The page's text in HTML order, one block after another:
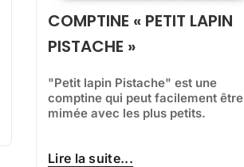
COMPTINE « PETIT LAPIN
PISTACHE »
"Petit lapin Pistache" est une
comptine qui peut facilement être
mimée avec les plus petits.
Lire la suite...